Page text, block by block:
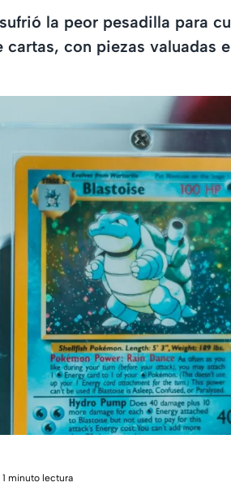
la peor pesadilla para
con piezas valuadas
1 minuto lectura